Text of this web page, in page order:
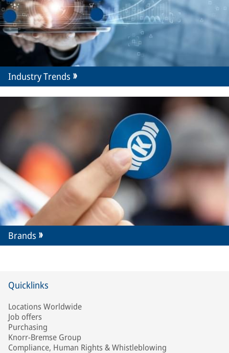
Industry Trends
Brands
Quicklinks
Locations Worldwide
Job offers
Purchasing
Knorr-Bremse Group
Compliance, Human Rights & Whistleblowing